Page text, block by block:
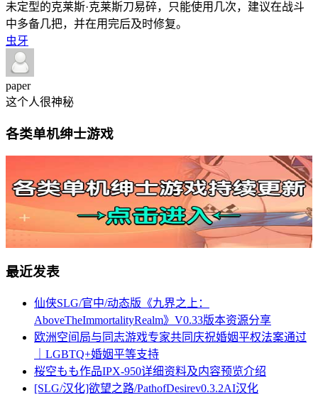
未定型的克莱斯·克莱斯刀易碎，只能使用几次，建议在战斗
中多备几把，并在用完后及时修复。
虫牙
paper
这个人很神秘
各类单机绅士游戏
最近发表
仙侠SLG/官中/动态版《九界之上：
AboveTheImmortalityRealm》V0.33版本资源分享
欧洲空间局与同志游戏专家共同庆祝婚姻平权法案通过
｜LGBTQ+婚姻平等支持
桜空もも作品IPX-950详细资料及内容预览介绍
[SLG/汉化]欲望之路/PathofDesirev0.3.2AI汉化